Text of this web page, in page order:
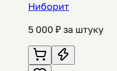
Ниборит
5 000 ₽ за штуку